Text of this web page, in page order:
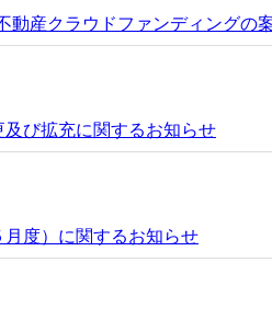
動産クラウドファンディングの
び拡充に関するお知らせ
月度）に関するお知らせ